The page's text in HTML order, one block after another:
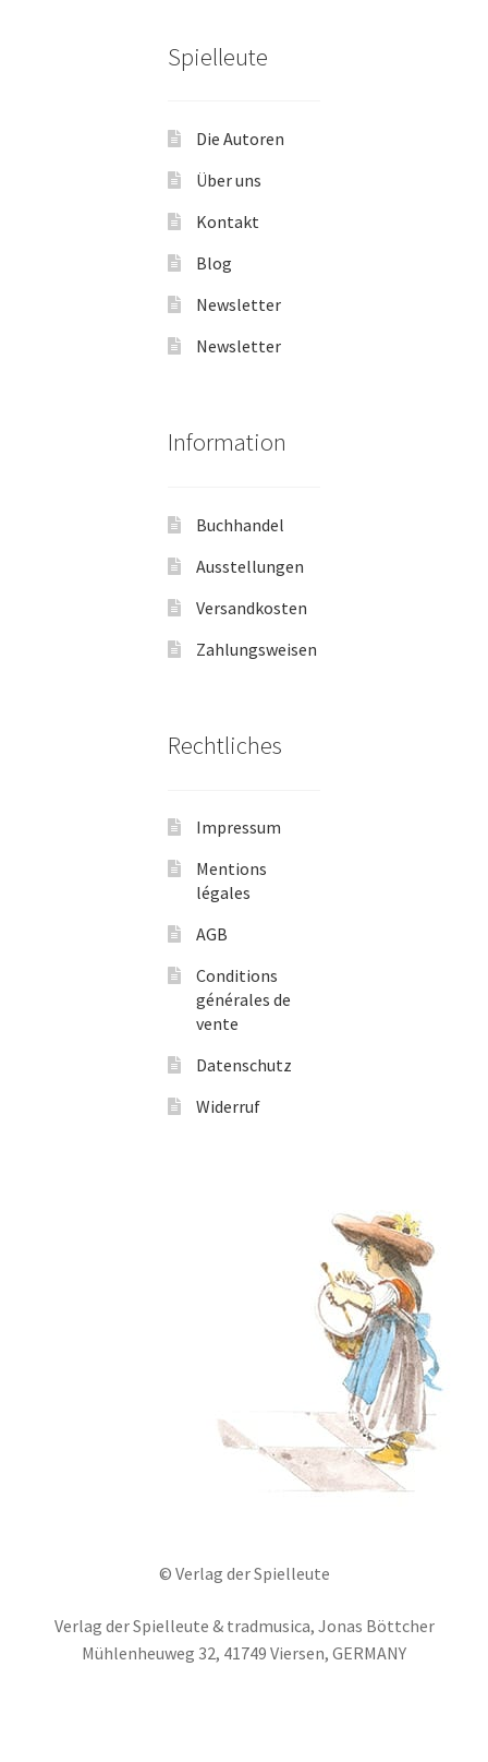
Spielleute
Die Autoren
Über uns
Kontakt
Blog
Newsletter
Newsletter
Information
Buchhandel
Ausstellungen
Versandkosten
Zahlungsweisen
Rechtliches
Impressum
Mentions
légales
AGB
Conditions
générales de
vente
Datenschutz
Widerruf
© Verlag der Spielleute
Verlag der Spielleute & tradmusica, Jonas Böttcher
Mühlenheuweg 32, 41749 Viersen, GERMANY